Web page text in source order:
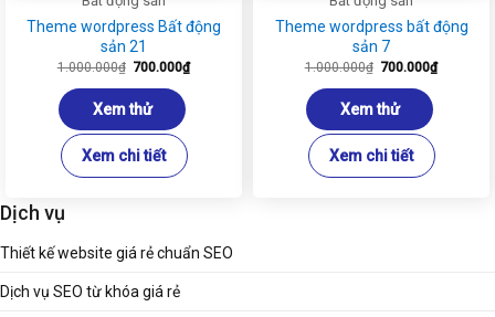
Theme wordpress Bất động
sản 21
1.000.000₫ Giá
là:
1.000.000₫.
700.000₫Giá
hiện
Xem thử
Xem chi tiết
Theme wordpress bất động
sản 7
1.000.000₫ Giá
là:
1.000.000₫.
700.000₫Giá
hiện
Xem thử
Xem chi tiết
Dịch vụ
Thiết kế website giá rẻ chuẩn SEO
Dịch vụ SEO từ khóa giá rẻ